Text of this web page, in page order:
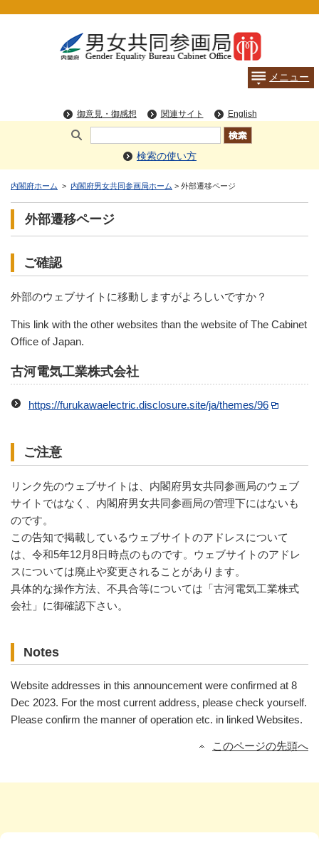
検索の使い方
内閣府ホーム > 内閣府男女共同参画局ホーム > 外部遷移ページ
外部遷移ページ
ご確認
外部のウェブサイトに移動しますがよろしいですか？
This link with the other websites than the website of The Cabinet
Office of Japan.
古河電気工業株式会社
https://furukawaelectric.disclosure.site/ja/themes/96
ご注意
リンク先のウェブサイトは、内閣府男女共同参画局のウェブ
サイトではなく、内閣府男女共同参画局の管理下にはないも
のです。
この告知で掲載しているウェブサイトのアドレスについて
は、令和5年12月8日時点のものです。ウェブサイトのアドレ
スについては廃止や変更されることがあります。
具体的な操作方法、不具合等については「古河電気工業株式
会社」に御確認下さい。
Notes
Website addresses in this announcement were confirmed at 8
Dec 2023. For the most current address, please check yourself.
Please confirm the manner of operation etc. in linked Websites.
このページの先頭へ